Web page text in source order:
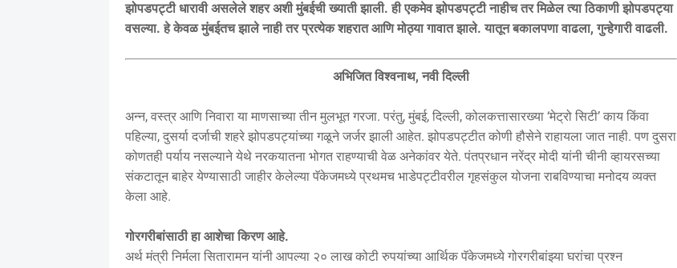
झोपडपट्टी धारावी असलेले शहर अशी मुंबईची ख्याती झाली. ही एकमेव झोपडपट्टी नाहीच तर मिळेल त्या ठिकाणी झोपडपट्या
वसल्या. हे केवळ मुंबईतच झाले नाही तर प्रत्येक शहरात आणि मोठ्या गावात झाले. यातून बकालपणा वाढला, गुन्हेगारी वाढली.
अभिजित विश्वनाथ, नवी दिल्ली
अन्न, वस्त्र आणि निवारा या माणसाच्या तीन मुलभूत गरजा. परंतु, मुंबई, दिल्ली, कोलकत्तासारख्या ‘मेट्रो सिटी’ काय किंवा
पहिल्या, दुसर्या दर्जाची शहरे झोपडपट्यांच्या गळूने जर्जर झाली आहेत. झोपडपट्टीत कोणी हौसेने राहायला जात नाही. पण दुसरा
कोणतही पर्याय नसल्याने येथे नरकयातना भोगत राहण्याची वेळ अनेकांवर येते. पंतप्रधान नरेंद्र मोदी यांनी चीनी व्हायरसच्या
संकटातून बाहेर येण्यासाठी जाहीर केलेल्या पॅकेजमध्ये प्रथमच भाडेपट्टीवरील गृहसंकुल योजना राबविण्याचा मनोदय व्यक्त
केला आहे.
गोरगरीबांसाठी हा आशेचा किरण आहे.
अर्थ मंत्री निर्मला सितारामन यांनी आपल्या २० लाख कोटी रुपयांच्या आर्थिक पॅकेजमध्ये गोरगरीबांझ्या घरांचा प्रश्न